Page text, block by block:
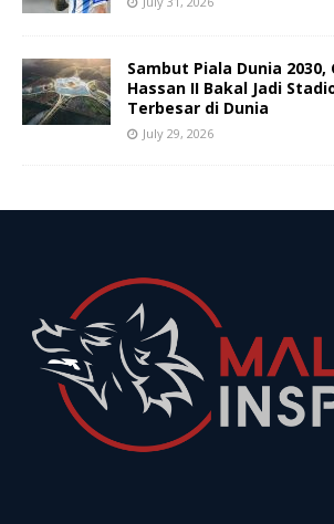
Sambut Piala Dunia 2030,
Hassan II Bakal Jadi
Terbesar di Dunia
July 29, 2026